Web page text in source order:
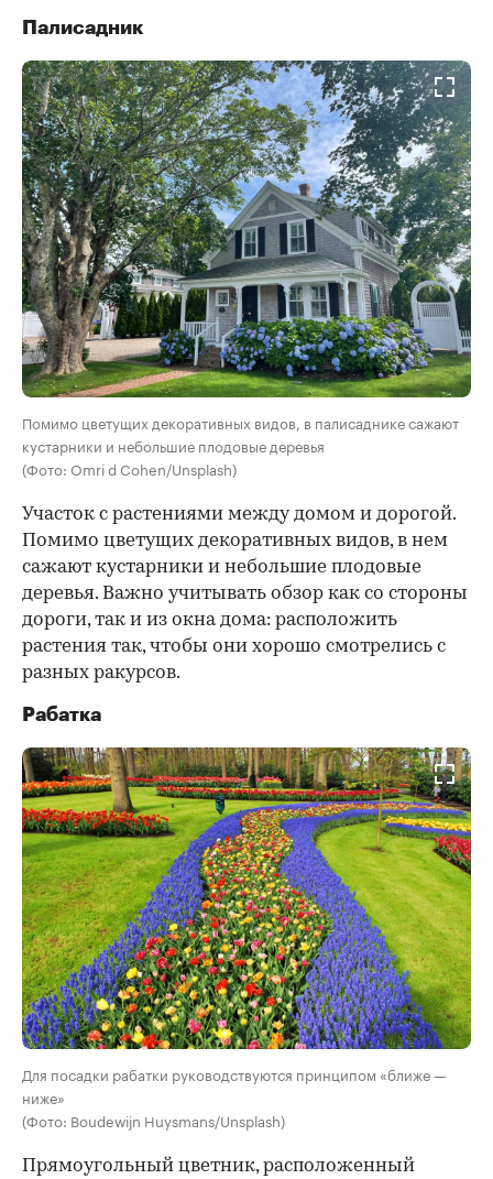
Палисадник
Помимо цветущих декоративных видов, в палисаднике сажают
кустарники и небольшие плодовые деревья
(Фото: Omri d Cohen/Unsplash)
Участок с растениями между домом и дорогой.
Помимо цветущих декоративных видов, в нем
сажают кустарники и небольшие плодовые
деревья. Важно учитывать обзор как со стороны
дороги, так и из окна дома: расположить
растения так, чтобы они хорошо смотрелись с
разных ракурсов.
Рабатка
Для посадки рабатки руководствуются принципом «ближе —
ниже»
(Фото: Boudewijn Huysmans/Unsplash)
Прямоугольный цветник, расположенный